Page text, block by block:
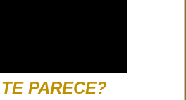
PARECE?